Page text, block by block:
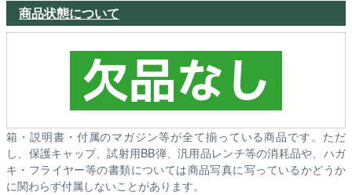
商品状態について
箱・説明書・付属のマガジン等が全て揃っている商品です。ただ
し、保護キャップ、試射用BB弾、汎用品レンチ等の消耗品や、ハガ
キ・フライヤー等の書類については商品写真に写っているかどうか
に関わらず付属しないことがあります。